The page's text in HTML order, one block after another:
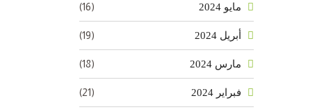
مايو 2024 (16)
أبريل 2024 (19)
مارس 2024 (18)
فبراير 2024 (21)